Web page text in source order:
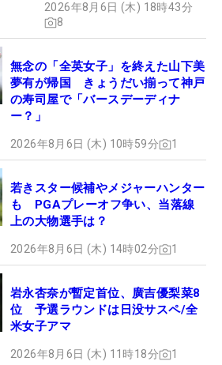
2026年8月6日 (木) 18時43分
8
無念の「全英女子」を終えた山下美
夢有が帰国 きょうだい揃って神戸
の寿司屋で「バースデーディナ
ー？」
2026年8月6日 (木) 10時59分 1
若きスター候補やメジャーハンター
も PGAプレーオフ争い、当落線
上の大物選手は？
2026年8月6日 (木) 14時02分 1
岩永杏奈が暫定首位、廣吉優梨菜8
位 予選ラウンドは日没サスペ/全
米女子アマ
2026年8月6日 (木) 11時18分 1